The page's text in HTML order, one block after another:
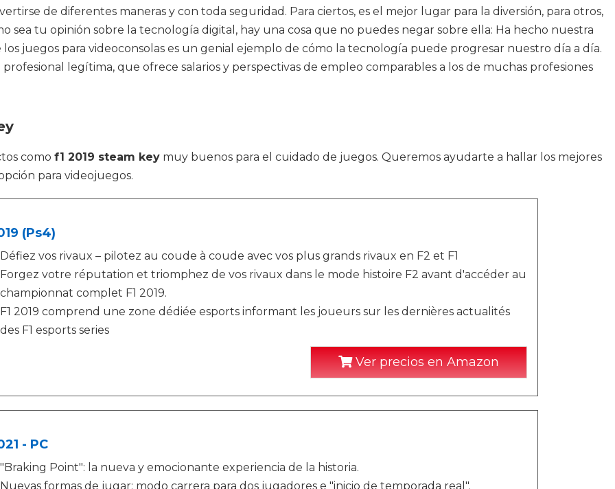
de diferentes maneras y con toda seguridad. Para ciertos, es el mejor lugar para la diversión, para otros,
sea tu opinión sobre la tecnología digital, hay una cosa que no puedes negar sobre ella: Ha hecho nuestra
juegos para videoconsolas es un genial ejemplo de cómo la tecnología puede progresar nuestro día a día.
legítima, que ofrece salarios y perspectivas de empleo comparables a los de muchas profesiones
como f1 2019 steam key muy buenos para el cuidado de juegos. Queremos ayudarte a hallar los mejores
para videojuegos.
(Ps4)
Défiez vos rivaux – pilotez au coude à coude avec vos plus grands rivaux en F2 et F1
Forgez votre réputation et triomphez de vos rivaux dans le mode histoire F2 avant d'accéder au
championnat complet F1 2019.
F1 2019 comprend une zone dédiée esports informant les joueurs sur les dernières actualités
des F1 esports series
Ver precios en Amazon
- PC
"Braking Point": la nueva y emocionante experiencia de la historia.
Nuevas formas de jugar: modo carrera para dos jugadores e "inicio de temporada real".